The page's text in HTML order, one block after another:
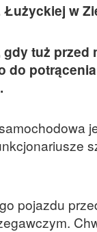
w
tuż
do
pojazdu